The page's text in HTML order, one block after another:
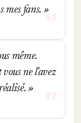
mes fans.
même.
vous ne l'avez